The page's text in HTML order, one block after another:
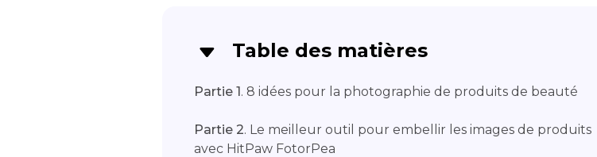
Table des matières
Partie 1. 8 idées pour la photographie de produits de beauté
Partie 2. Le meilleur outil pour embellir les images de produits
avec HitPaw FotorPea